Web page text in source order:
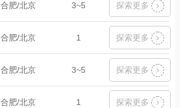
合肥/北京 3~5 探索更多
合肥/北京 1 探索更多
合肥/北京 3~5 探索更多
合肥/北京 1 探索更多